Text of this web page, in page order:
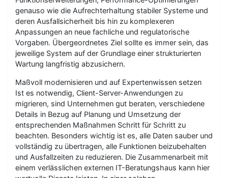
genauso wie die Aufrechterhaltung stabiler Systeme und
deren Ausfallsicherheit bis hin zu komplexeren
Anpassungen an neue fachliche und regulatorische
Vorgaben. Übergeordnetes Ziel sollte es immer sein, das
jeweilige System auf der Grundlage einer strukturierten
Wartung langfristig abzusichern.
Maßvoll modernisieren und auf Expertenwissen setzen
Ist es notwendig, Client-Server-Anwendungen zu
migrieren, sind Unternehmen gut beraten, verschiedene
Details in Bezug auf Planung und Umsetzung der
entsprechenden Maßnahmen Schritt für Schritt zu
beachten. Besonders wichtig ist es, alle Daten sauber und
vollständig zu übertragen, alle Funktionen beizubehalten
und Ausfallzeiten zu reduzieren. Die Zusammenarbeit mit
einem verlässlichen externen IT-Beratungshaus kann hier